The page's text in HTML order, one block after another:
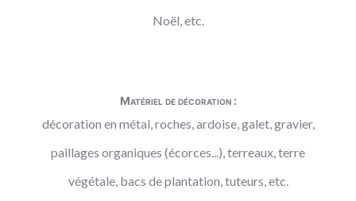
Noël, etc.
Matériel de décoration :
décoration en métal, roches, ardoise, galet, gravier,
paillages organiques (écorces...), terreaux, terre
végétale, bacs de plantation, tuteurs, etc.